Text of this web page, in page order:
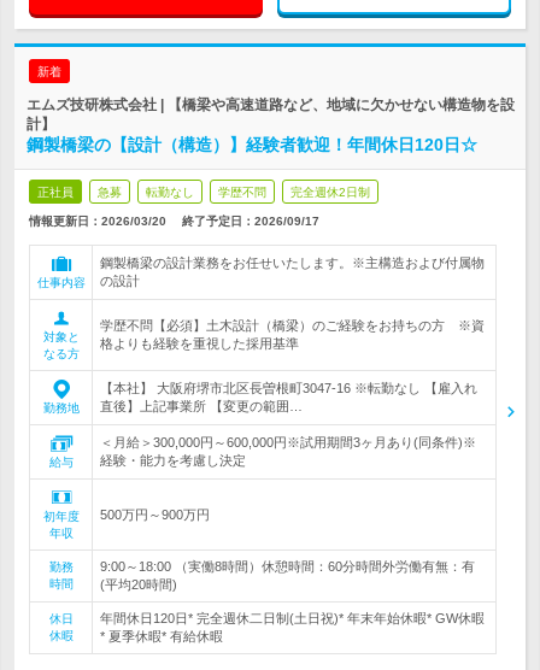
新着
エムズ技研株式会社 | 【橋梁や高速道路など、地域に欠かせない構造物を設
計】
鋼製橋梁の【設計（構造）】経験者歓迎！年間休日120日☆
正社員 急募 転勤なし 学歴不問 完全週休2日制
情報更新日：2026/03/20 終了予定日： 2026/09/17
仕事内容
鋼製橋梁の設計業務をお任せいたします。※主構造および付属物
の設計
対象と
なる方
学歴不問【必須】土木設計（橋梁）のご経験をお持ちの方 ※資
格よりも経験を重視した採用基準
勤務地
【本社】 大阪府堺市北区長曽根町3047-16 ※転勤なし 【雇入れ
直後】上記事業所 【変更の範囲…
給与
＜月給＞300,000円～600,000円※試用期間3ヶ月あり(同条件)※
経験・能力を考慮し決定
初年度
年収
500万円～900万円
勤務
時間
9:00～18:00 （実働8時間）休憩時間：60分時間外労働有無：有
(平均20時間)
休日
休暇
年間休日120日* 完全週休二日制(土日祝)* 年末年始休暇* GW休暇
* 夏季休暇* 有給休暇